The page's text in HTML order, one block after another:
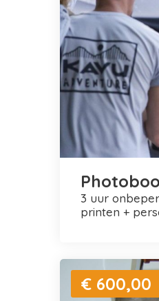
3 uur onbeperkt foto's maken en
printen +
€ 600,00